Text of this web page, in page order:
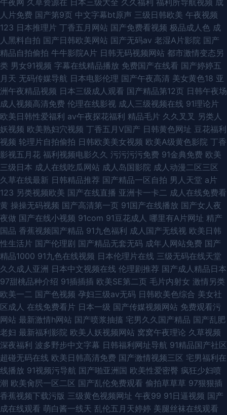
午夜网 久草资源在 日本三级大全 久久福利 福利所导航视频 成
人片免费 国产第9页 中文字幕bt原声 三级日韩欧美 午夜视频
123 日本推理片 丁香五月网站 国产免费看视频 极品成人色 成
人黑料自拍 国产日韩欧美网站 国产无码av 老湿A片影院 国产
精品自拍偷拍 牛牛影院A片 日韩无码视频网站 都市激情变态另
类 男女91视频 字幕在线精品播放 免费国产在线看 国产婷婷五
月天 无码传媒导航 日本电影伦理 国产午夜高清 美女黄色18 亚
洲午夜精品视频 日本三级成人观看 国产精品第12页 日韩午夜场
成人视频高清免费 伦理在线影视 成人三级视频在线 91理论片
欧美日韩性爱福利 av午夜探花福利 精品毛片 久久叉叉 另类人
妖视频 欧美熟妇穴视频 丁香五月V国产 日韩黄色网址 豆花福利
视频 轮理片自拍偷拍 日韩欧美美女视频 欧美A级黄色影院 丁香
影视五月花 福利视频电影久久 污污污污免费 91金典免费 欧美
三级日本 成人在线吃瓜网站 成人岛国影院 成人动漫二区三区
久草在线最新 日韩精品推荐 国产精品一区自拍 男人天堂 a片
123 另类视频欧美 国产在线直播 亚洲卡一卡二 成人在线免费看
黄 操操无码视频 国产高清第一页 91国产在线播放 国产女人夜
夜做 国产在线小视频 91com 91豆花成人 哪里有A片网址 精产
国品 香蕉视频国产精品 91九色福利 成人国产无线视 欧美日韩
性生活片 国产伦理剧 国产精品无套无码 成年人网站免费 国产
精品1000 91九色在线视频 日本伦理片在线 三级无码在线天堂
久久成人亚洲 日本中文视频在线 伦理剧推荐 国产成人精品日本
97甜桃品种介绍 91插插插 欧美SE第二页 毛片内射女 激情另类
欧美一二 国产色视频 孕妇三级av无码 日韩欧美色综合 美女社
区成人 在线免费看片 日本一级 国产传媒视频网站 免费观看污
网站 最新激情h网站 国产喷浆抽搐 宅男久久国产精品 国产乱肥
老妇 最新福利影院 欧美人妖视频网站 窝窝午夜理论 久草视频
深夜福利 波多野步中文字幕 日韩福利网址导航 91精品国产社区
超碰无码在线 欧美日韩高清免费 国产激情视频三区 宅男福利在
线播放 91视频污导航 国产啪亚洲国 欧美性爱密臀 疯狂少妇喷
潮 欧美肏屄一区二区 国产乱伦免费观看 偷拍草草草 97狠狠插
香蕉视频下载污版 三级黄色视频网址 午夜99 91日逼视频 国产
成在线观看 萌白酱一线天 乱伦五月天婷婷 美腿丝袜在线观看